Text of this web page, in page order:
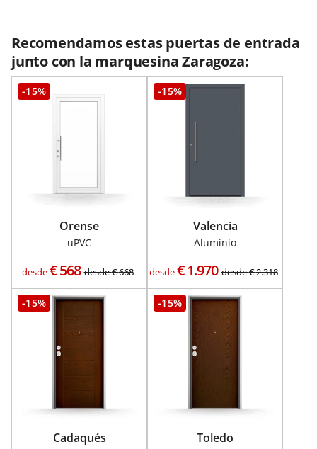
Recomendamos estas puertas de entrada
junto con la marquesina Zaragoza:
-15%
Orense
uPVC
desde€568 desde€668
-15%
Valencia
Aluminio
desde€1.970 desde€2.318
-15%
Cadaqués
-15%
Toledo